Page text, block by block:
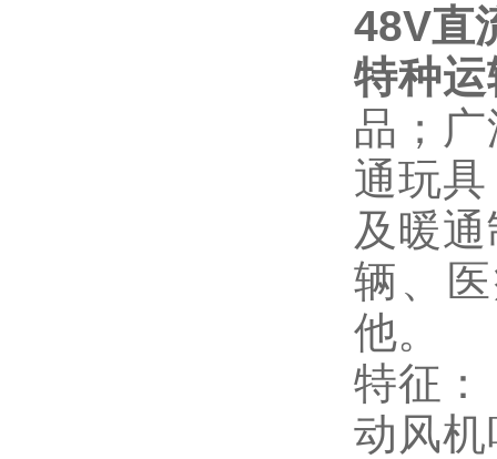
48V直
特种
品；
通玩
及暖
辆、
他。
特征
动风